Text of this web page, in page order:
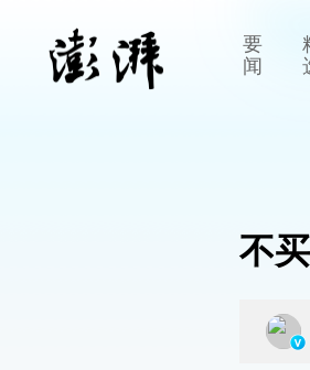
要
闻
不